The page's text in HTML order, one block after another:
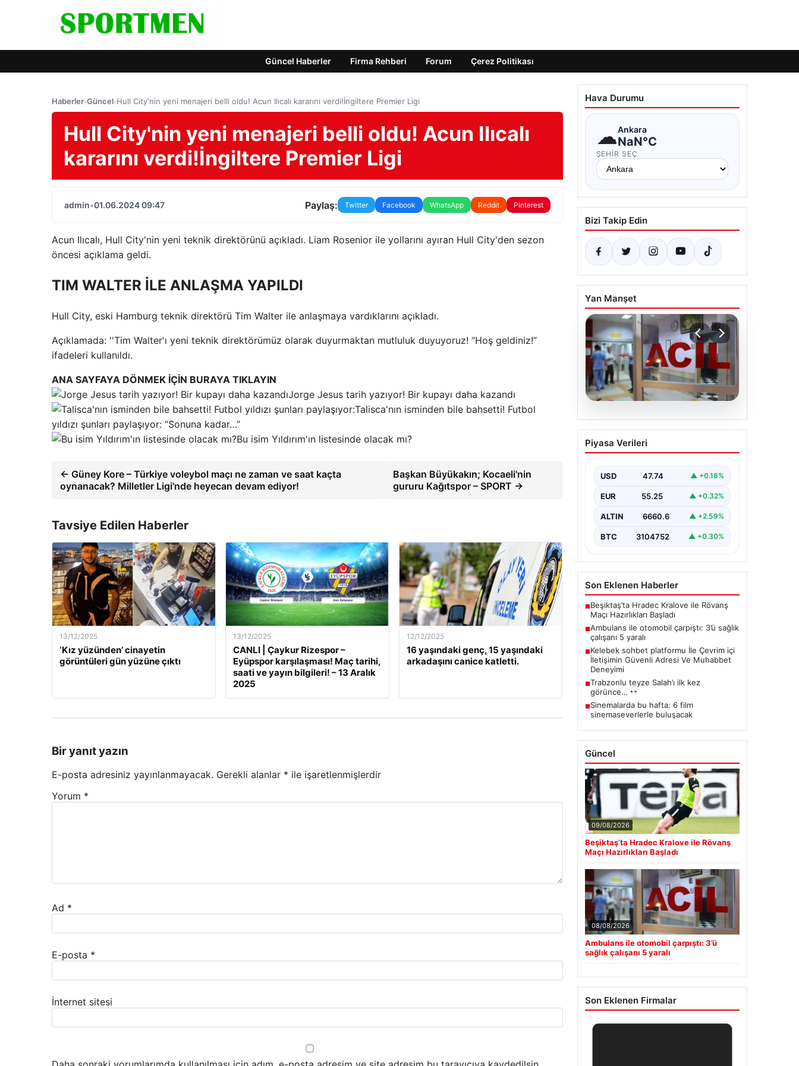
Güncel Haberler Firma Rehberi Forum Çerez Politikası
Haberler›Güncel›Hull City'nin yeni menajeri belli oldu! Acun Ilıcalı kararını verdi!İngiltere Premier Ligi
Hull City'nin yeni menajeri belli oldu! Acun Ilıcalı
kararını verdi!İngiltere Premier Ligi
admin•01.06.2024 09:47 Paylaş: Twitter Facebook WhatsApp Reddit Pinterest
Acun Ilıcalı, Hull City'nin yeni teknik direktörünü açıkladı. Liam Rosenior ile yollarını ayıran Hull City'den sezon
öncesi açıklama geldi.
TIM WALTER İLE ANLAŞMA YAPILDI
Hull City, eski Hamburg teknik direktörü Tim Walter ile anlaşmaya vardıklarını açıkladı.
Açıklamada: ''Tim Walter'ı yeni teknik direktörümüz olarak duyurmaktan mutluluk duyuyoruz! “Hoş geldiniz!”
ifadeleri kullanıldı.
ANA SAYFAYA DÖNMEK İÇİN BURAYA TIKLAYIN
Jorge Jesus tarih yazıyor! Bir kupayı daha kazandı
Talisca'nın isminden bile bahsetti! Futbol
yıldızı şunları paylaşıyor: “Sonuna kadar…”
Bu isim Yıldırım'ın listesinde olacak mı?
← Güney Kore – Türkiye voleybol maçı ne zaman ve saat kaçta
oynanacak? Milletler Ligi'nde heyecan devam ediyor!
Başkan Büyükakın; Kocaeli'nin
gururu Kağıtspor – SPORT →
Tavsiye Edilen Haberler
13/12/2025
‘Kız yüzünden’ cinayetin
görüntüleri gün yüzüne çıktı
13/12/2025
CANLI | Çaykur Rizespor –
Eyüpspor karşılaşması! Maç tarihi,
saati ve yayın bilgileri! – 13 Aralık
2025
12/12/2025
16 yaşındaki genç, 15 yaşındaki
arkadaşını canice katletti.
Bir yanıt yazın
E-posta adresiniz yayınlanmayacak. Gerekli alanlar * ile işaretlenmişlerdir
Yorum *
Ad *
E-posta *
İnternet sitesi
Hava Durumu
☁Ankara
NaN°C
ŞEHIR SEÇ
Bizi Takip Edin
Yan Manşet
Ambulans ile otomobil
çarpıştı: 3’ü sağlık
Piyasa Verileri
USD 47.74 ▲ +0.18%
EUR 55.25 ▲ +0.32%
ALTIN 6660.6 ▲ +2.59%
BTC 3104752 ▲ +0.30%
Son Eklenen Haberler
■Beşiktaş’ta Hradec Kralove ile Rövanş
Maçı Hazırlıkları Başladı
■Ambulans ile otomobil çarpıştı: 3’ü sağlık
çalışanı 5 yaralı
■Kelebek sohbet platformu İle Çevrim içi
İletişimin Güvenli Adresi Ve Muhabbet
Deneyimi
■Trabzonlu teyze Salah’ı ilk kez
görünce…
■Sinemalarda bu hafta: 6 film
sinemaseverlerle buluşacak
Güncel
09/08/2026
Beşiktaş’ta Hradec Kralove ile Rövanş
Maçı Hazırlıkları Başladı
08/08/2026
Ambulans ile otomobil çarpıştı: 3’ü
sağlık çalışanı 5 yaralı
Son Eklenen Firmalar